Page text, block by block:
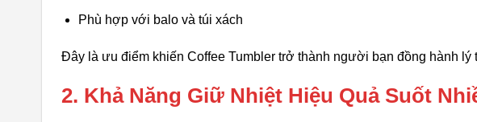
Phù hợp với balo và túi xách
Đây là ưu điểm khiến Coffee Tumbler trở thành người bạn đồng hành lý
2. Khả Năng Giữ Nhiệt Hiệu Quả Suốt